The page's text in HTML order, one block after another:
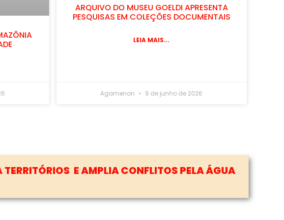
ARQUIVO DO MUSEU GOELDI APRESENTA
PESQUISAS EM COLEÇÕES DOCUMENTAIS
LEIA MAIS...
Agamenon 9 de junho de 2026
AQUISIÇÃO DE VEÍCULOS MENOS POLUENTES